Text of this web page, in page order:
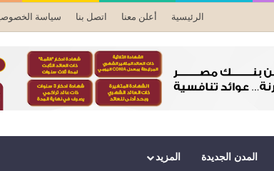
الرئيسية أعلن معنا اتصل بنا سياسة
المدن الجديدة المزيد